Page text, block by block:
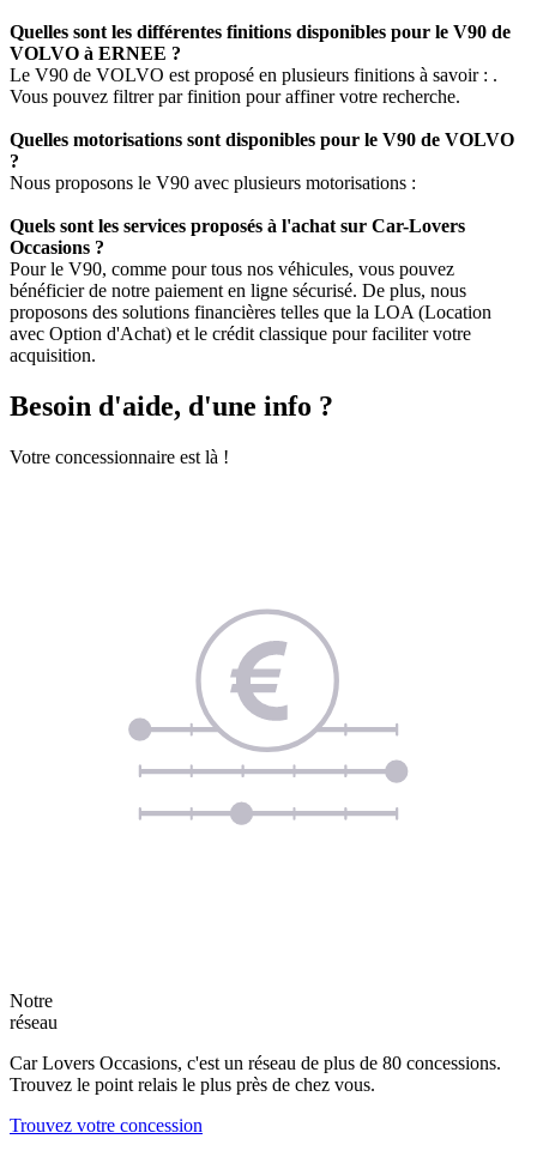
Quelles sont les différentes finitions disponibles pour le V90 de
VOLVO à ERNEE ?
Le V90 de VOLVO est proposé en plusieurs finitions à savoir : .
Vous pouvez filtrer par finition pour affiner votre recherche.
Quelles motorisations sont disponibles pour le V90 de VOLVO
?
Nous proposons le V90 avec plusieurs motorisations :
Quels sont les services proposés à l'achat sur Car-Lovers
Occasions ?
Pour le V90, comme pour tous nos véhicules, vous pouvez
bénéficier de notre paiement en ligne sécurisé. De plus, nous
proposons des solutions financières telles que la LOA (Location
avec Option d'Achat) et le crédit classique pour faciliter votre
acquisition.
Besoin d'aide, d'une info ?
Votre concessionnaire est là !
Notre
réseau
Car Lovers Occasions, c'est un réseau de plus de 80 concessions.
Trouvez le point relais le plus près de chez vous.
Trouvez votre concession